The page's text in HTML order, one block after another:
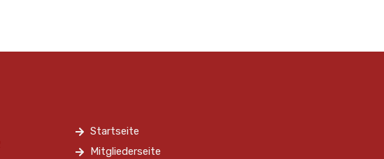
Startseite
Mitgliederseite